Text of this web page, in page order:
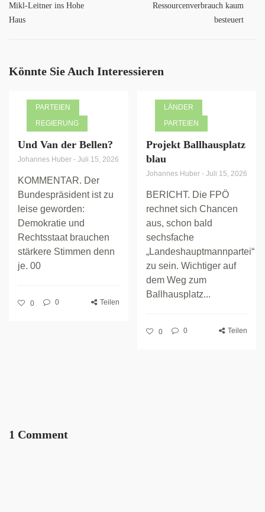
Mikl-Leitner ins Hohe
Haus
Ressourcenverbrauch kaum
besteuert
Könnte Sie Auch Interessieren
PARTEIEN
REGIERUNG
Und Van der Bellen?
Johannes Huber - Juli 15, 2026
KOMMENTAR. Der
Bundespräsident ist zu
leise geworden:
Demokratie und
Rechtsstaat brauchen
stärkere Stimmen denn
je. 00
0 0 Teilen
LÄNDER
PARTEIEN
Projekt Ballhausplatz
blau
Johannes Huber - Juli 15, 2026
BERICHT. Die FPÖ
rechnet sich Chancen
aus, schon bald
sechsfache
„Landeshauptmannpartei“
zu sein. Wichtiger auf
dem Weg zum
Ballhausplatz...
0 0 Teilen
1 Comment